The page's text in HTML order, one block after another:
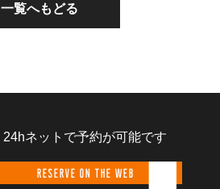
一覧へもどる
24hネットで予約が可能です
RESERVE ON THE WEB